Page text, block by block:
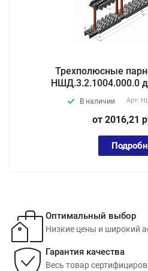
Трехполюсные
НШД.3.2.1004.000.0
В наличии Арт.
от 2016,21
Оптимальный выбор
Низкие цены и широкий
Гарантия качества
Весь товар